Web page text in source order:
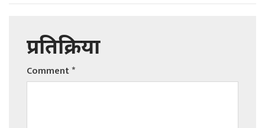
प्रतिक्रिया
Comment*